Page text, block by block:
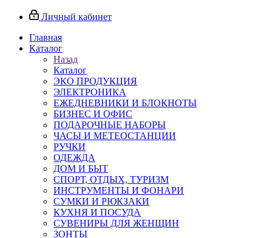
Личный кабинет
Главная
Каталог
Назад
Каталог
ЭКО ПРОДУКЦИЯ
ЭЛЕКТРОНИКА
ЕЖЕДНЕВНИКИ И БЛОКНОТЫ
БИЗНЕС И ОФИС
ПОДАРОЧНЫЕ НАБОРЫ
ЧАСЫ И МЕТЕОСТАНЦИИ
РУЧКИ
ОДЕЖДА
ДОМ И БЫТ
СПОРТ, ОТДЫХ, ТУРИЗМ
ИНСТРУМЕНТЫ И ФОНАРИ
СУМКИ И РЮКЗАКИ
КУХНЯ И ПОСУДА
СУВЕНИРЫ ДЛЯ ЖЕНЩИН
ЗОНТЫ